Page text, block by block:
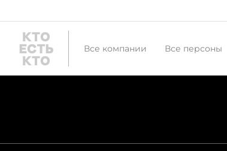
Все компании Все персоны